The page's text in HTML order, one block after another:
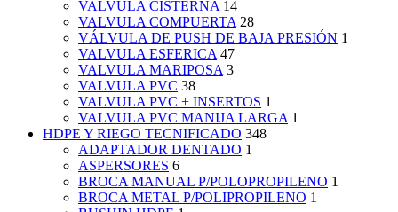
VALVULA CISTERNA 14
VALVULA COMPUERTA 28
VÁLVULA DE PUSH DE BAJA PRESIÓN 1
VALVULA ESFERICA 47
VALVULA MARIPOSA 3
VALVULA PVC 38
VALVULA PVC + INSERTOS 1
VALVULA PVC MANIJA LARGA 1
HDPE Y RIEGO TECNIFICADO 348
ADAPTADOR DENTADO 1
ASPERSORES 6
BROCA MANUAL P/POLOPROPILENO 1
BROCA METAL P/POLIPROPILENO 1